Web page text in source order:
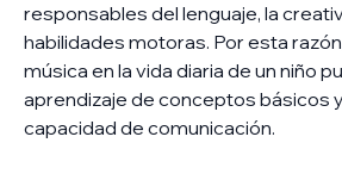
responsables del lenguaje, la
habilidades motoras. Por esta
música en la vida diaria de un niño
aprendizaje de conceptos básicos
capacidad de comunicación.